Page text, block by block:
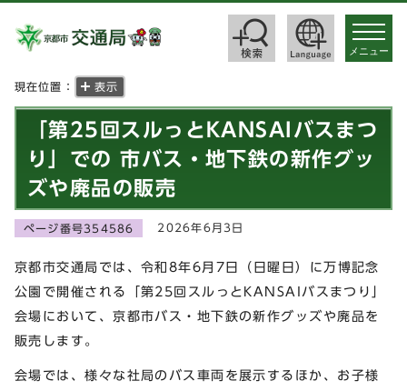
toggle
メニュー
現在位置： 表示
「第25回スルっとKANSAIバスまつ
り」での 市バス・地下鉄の新作グッ
ズや廃品の販売
ページ番号354586 2026年6月3日
京都市交通局では、令和8年6月7日（日曜日）に万博記念
公園で開催される「第25回スルっとKANSAIバスまつり」
会場において、京都市バス・地下鉄の新作グッズや廃品を
販売します。
会場では、様々な社局のバス車両を展示するほか、お子様